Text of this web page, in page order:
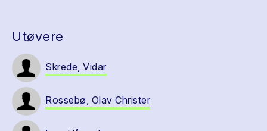
Utøvere
Skrede, Vidar
Rossebø, Olav Christer